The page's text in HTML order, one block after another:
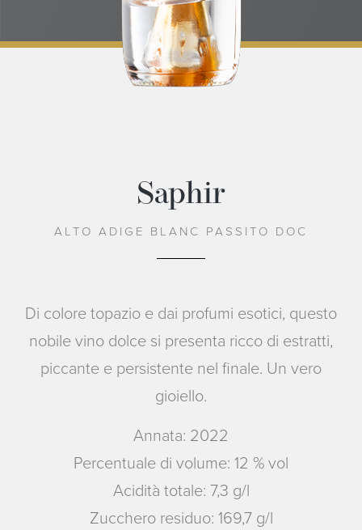
Saphir
ALTO ADIGE BLANC PASSITO DOC
Di colore topazio e dai profumi esotici, questo
nobile vino dolce si presenta ricco di estratti,
piccante e persistente nel finale. Un vero
gioiello.
Annata: 2022
Percentuale di volume: 12 % vol
Acidità totale: 7,3 g/l
Zucchero residuo: 169,7 g/l